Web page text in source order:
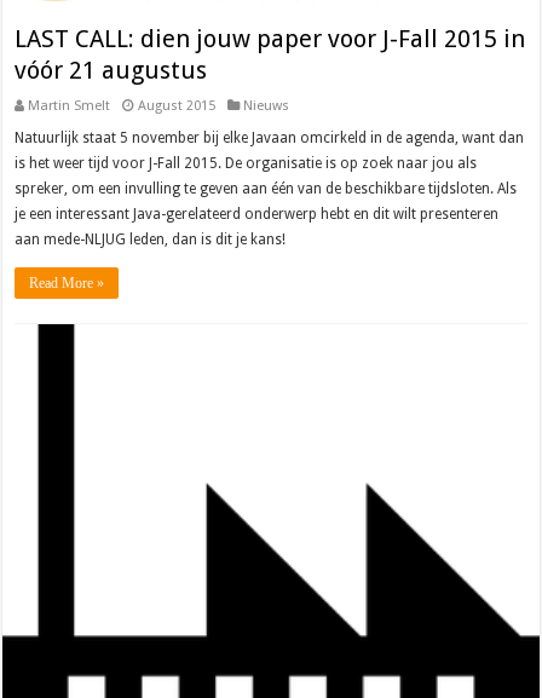
LAST CALL: dien jouw paper voor J-Fall 2015 in
vóór 21 augustus
Martin Smelt August 2015 Nieuws
Natuurlijk staat 5 november bij elke Javaan omcirkeld in de agenda, want dan
is het weer tijd voor J-Fall 2015. De organisatie is op zoek naar jou als
spreker, om een invulling te geven aan één van de beschikbare tijdsloten. Als
je een interessant Java-gerelateerd onderwerp hebt en dit wilt presenteren
aan mede-NLJUG leden, dan is dit je kans!
Read More »